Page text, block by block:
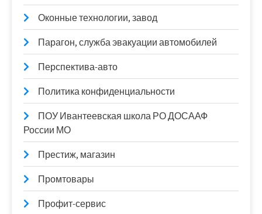
Оконные технологии, завод
Парагон, служба эвакуации автомобилей
Перспектива-авто
Политика конфиденциальности
ПОУ Ивантеевская школа РО ДОСААФ
России МО
Престиж, магазин
Промтовары
Профит-сервис